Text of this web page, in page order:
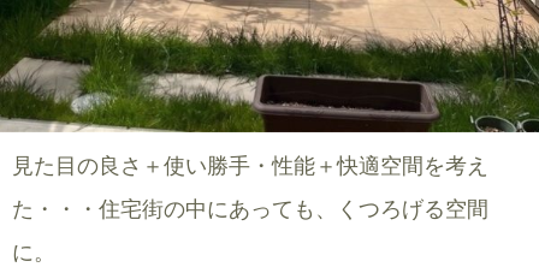
見た目の良さ＋使い勝手・性能＋快適空間を考え
た・・・住宅街の中にあっても、くつろげる空間
に。